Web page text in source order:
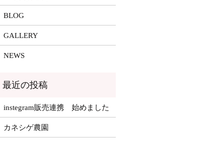
BLOG
GALLERY
NEWS
instegram販売連携 始めました
カネシゲ農園